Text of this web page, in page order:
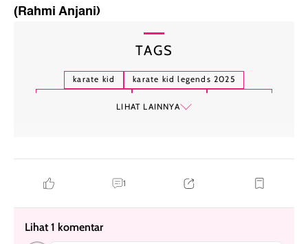
(Rahmi Anjani)
TAGS
karate kid
karate kid legends 2025
LIHAT LAINNYA
1
Lihat 1 komentar